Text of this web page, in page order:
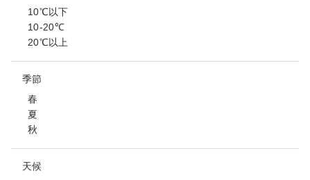
10℃以下
10-20℃
20℃以上
季節
春
夏
秋
天候